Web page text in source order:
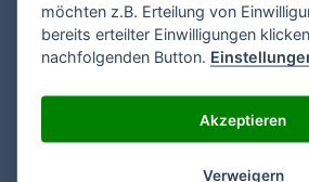
Nachname*:
möchten z.B. Erteilung von
bereits erteilter Einwilligungen
nachfolgenden Button.
Akzeptieren
Verweigern